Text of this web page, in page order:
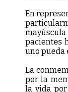
En
pacientes
uno pueda
La
por la
la vida